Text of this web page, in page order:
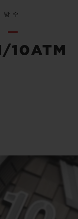
방수
10ATM